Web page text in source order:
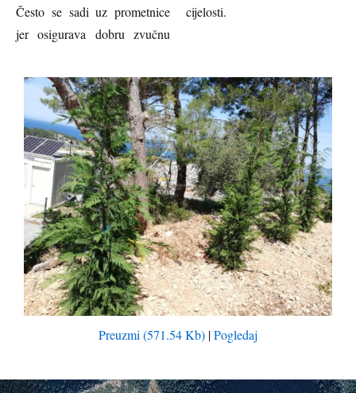
Često se sadi uz prometnice
jer osigurava dobru zvučnu
cijelosti.
Preuzmi (571.54 Kb) |Pogledaj